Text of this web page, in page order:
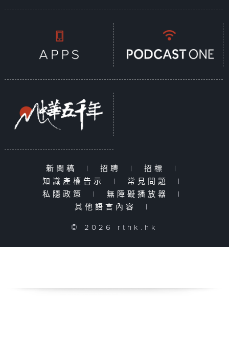
新聞稿 | 招聘 | 招標
|
知識產權告示
| 常見問題
|
私隱政策
| 無障礙播放器
|
其他語言內容
|
© 2026 rthk.hk